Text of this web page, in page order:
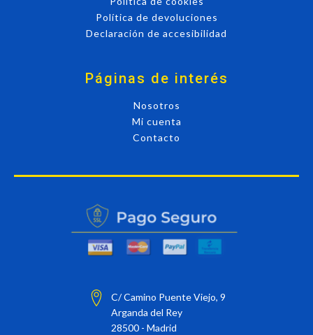
Política de devoluciones
Declaración de accesibilidad
Páginas de interés
Nosotros
Mi cuenta
Contacto
C/ Camino Puente Viejo, 9
Arganda del Rey
28500 - Madrid